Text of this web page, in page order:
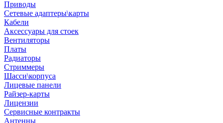
Приводы
Сетевые адаптеры\карты
Кабели
Аксессуары для стоек
Вентиляторы
Платы
Радиаторы
Стриммеры
Шасси\корпуса
Лицевые панели
Райзер-карты
Лицензии
Сервисные контракты
Антенны